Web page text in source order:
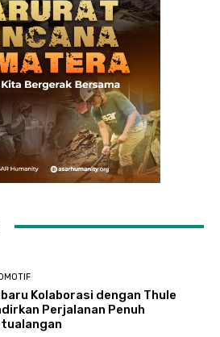
Kolaborasi dengan Thule
Perjalanan Penuh